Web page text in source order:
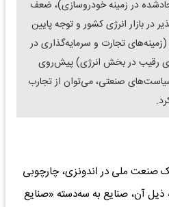
در زمینه خودروسازی)، ضعف
در بازار انرژی کشور و توجه پایین
تجارت و سرمایه‌گذاری در
رقیب در بخش انرژی) پیش‌‌‌روی
صنعتی، می‌‌‌توان از تجارب
صنعت ملی در اندونزی، چارچوبی
‌‌‌شده که ذیل آن، صنایع به سه‌دسته «صنایع